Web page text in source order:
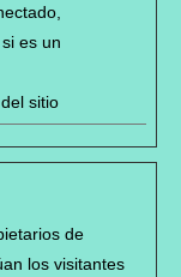
es un
sitio
de
los visitantes